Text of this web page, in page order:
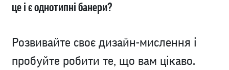
це і є однотипні банери?
Розвивайте своє дизайн-мислення і
пробуйте робити те, що вам цікаво.